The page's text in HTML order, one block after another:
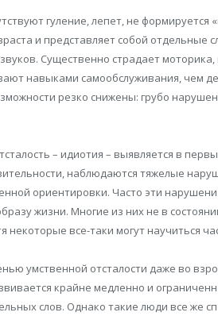
гуление, лепет, не формируется
и представляет собой отдельные
Существенно страдает
навыками самообслуживания, чем
резко снижены: грубо
– идиотия – выявляется в
наблюдаются тяжелые
ориентировки. Часто эти
жизни. Многие из них не в
некоторые все-таки могут научиться
умственной отсталости даже во
крайне медленно и
слов. Однако такие люди все же